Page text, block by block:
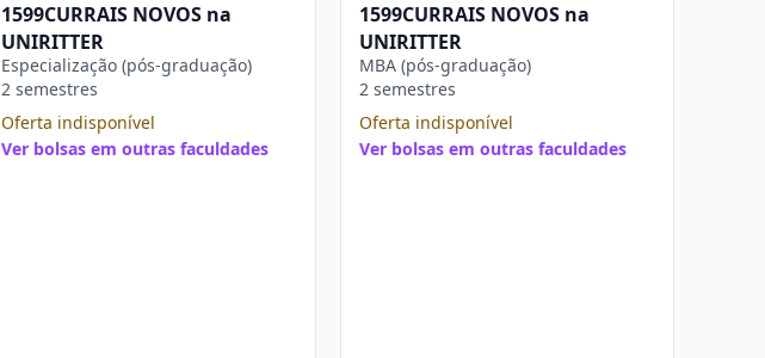
1599CURRAIS NOVOS na
UNIRITTER
Especialização (pós-graduação)
2 semestres
Oferta indisponível
Ver bolsas em outras faculdades
1599CURRAIS NOVOS na
UNIRITTER
MBA (pós-graduação)
2 semestres
Oferta indisponível
Ver bolsas em outras faculdades